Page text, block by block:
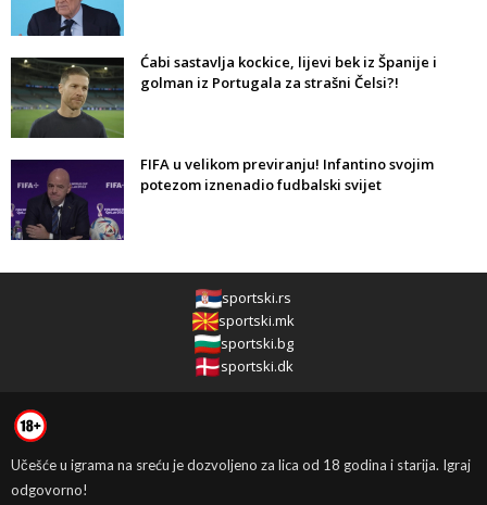
Ćabi sastavlja kockice, lijevi bek iz Španije i
golman iz Portugala za strašni Čelsi?!
FIFA u velikom previranju! Infantino svojim
potezom iznenadio fudbalski svijet
sportski.rs
sportski.mk
sportski.bg
sportski.dk
Učešće u igrama na sreću je dozvoljeno za lica od 18 godina i starija. Igraj
odgovorno!